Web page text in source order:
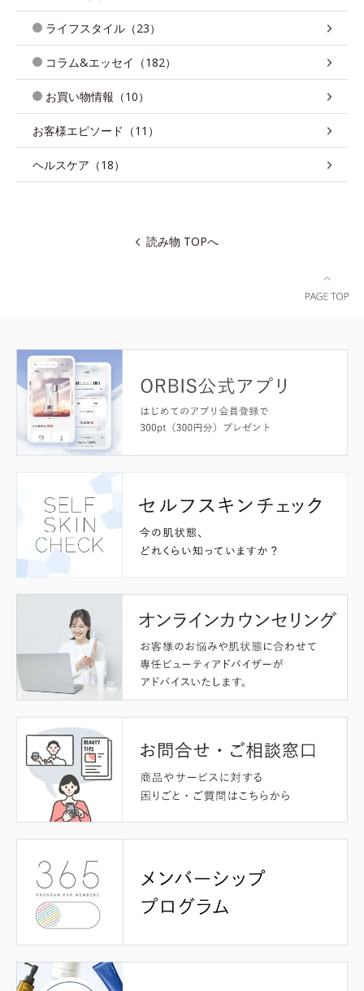
ライフスタイル（23）
コラム&エッセイ（182）
お買い物情報（10）
お客様エピソード（11）
ヘルスケア（18）
読み物 TOPへ